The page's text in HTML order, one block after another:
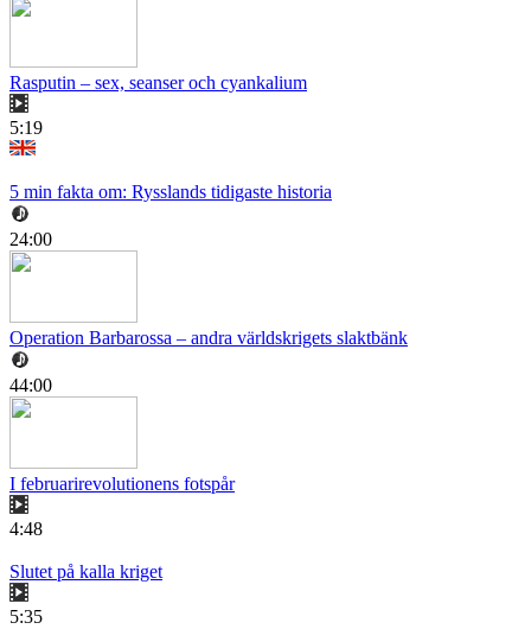
Rasputin – sex, seanser och cyankalium
5:19
5 min fakta om: Rysslands tidigaste historia
24:00
Operation Barbarossa – andra världskrigets slaktbänk
44:00
I februarirevolutionens fotspår
4:48
Slutet på kalla kriget
5:35